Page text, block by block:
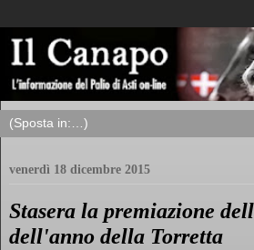
venerdì 18 dicembre 2015
Stasera la premiazione
dell'anno della Torretta